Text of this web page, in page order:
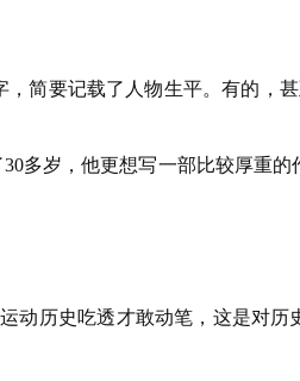
简要记载了人物生平。有的，
多岁，他更想写一部比较厚重的
动历史吃透才敢动笔，这是对历